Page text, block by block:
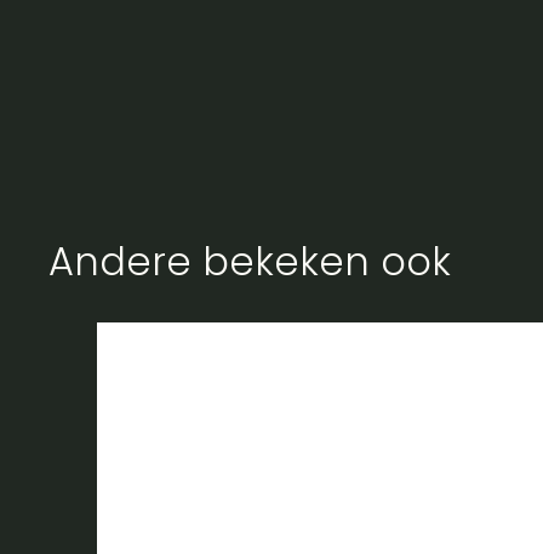
Andere bekeken ook